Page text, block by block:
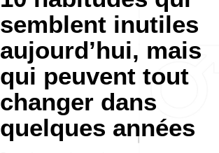
semblent inutiles
aujourd’hui, mais
qui peuvent tout
changer dans
quelques années